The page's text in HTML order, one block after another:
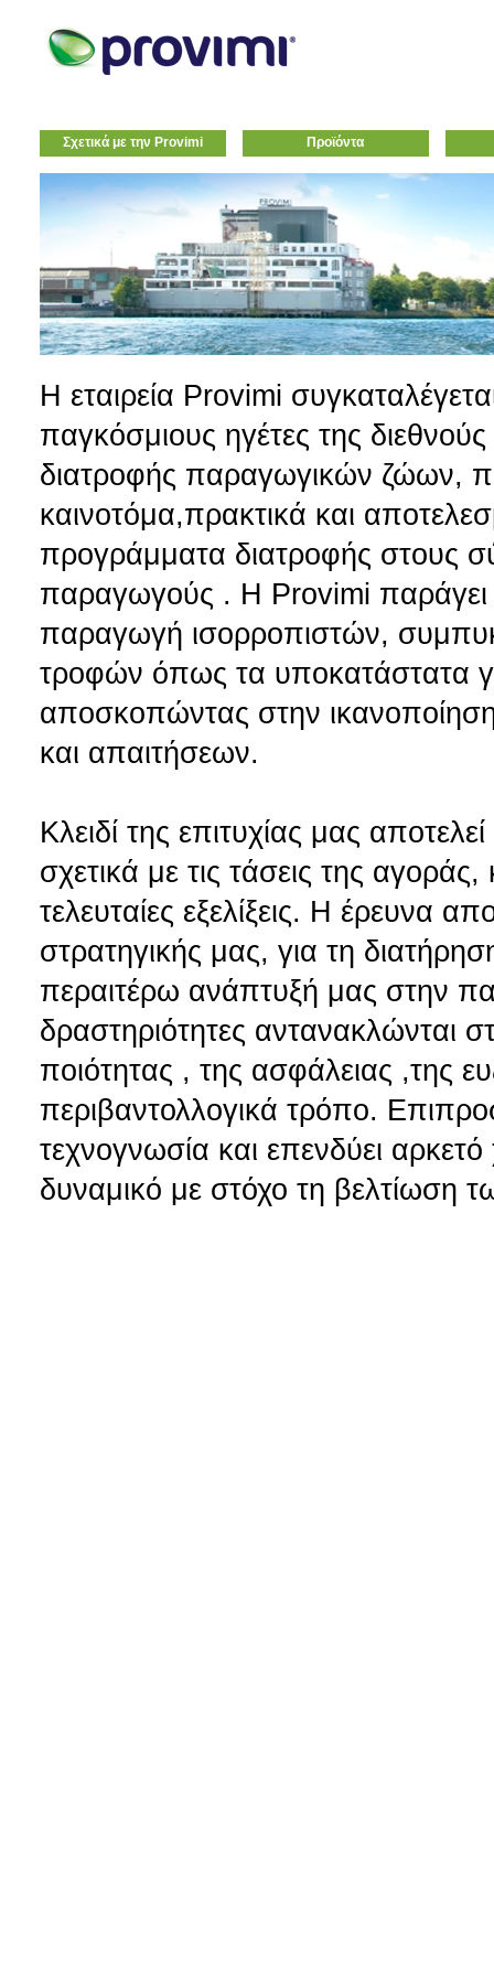
Σχετικά με την Provimi Προϊόντα
Η εταιρεία Provimi
παγκόσμιους ηγέτες της διεθνούς
διατροφής παραγωγικών ζώων,
καινοτόμα,πρακτικά και
προγράμματα διατροφής στους
παραγωγούς . Η Provimi παράγει
παραγωγή ισορροπιστών,
τροφών όπως τα υποκατάστατα
αποσκοπώντας στην
και απαιτήσεων.
Κλειδί της επιτυχίας μας
σχετικά με τις τάσεις της
τελευταίες εξελίξεις. Η έρευνα
στρατηγικής μας, για τη
περαιτέρω ανάπτυξή μας στην
δραστηριότητες αντανακλώνται
ποιότητας , της ασφάλειας ,της
περιβαντολλογικά τρόπο.
τεχνογνωσία και επενδύει
δυναμικό με στόχο τη βελτίωση